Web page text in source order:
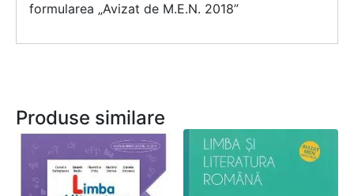
formularea „Avizat de M.E.N. 2018”
Produse similare